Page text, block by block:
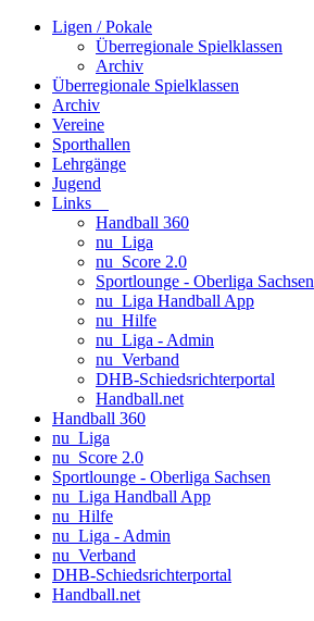
Ligen / Pokale
Überregionale Spielklassen
Archiv
Überregionale Spielklassen
Archiv
Vereine
Sporthallen
Lehrgänge
Jugend
Links
Handball 360
nu_Liga
nu_Score 2.0
Sportlounge - Oberliga Sachsen
nu_Liga Handball App
nu_Hilfe
nu_Liga - Admin
nu_Verband
DHB-Schiedsrichterportal
Handball.net
Handball 360
nu_Liga
nu_Score 2.0
Sportlounge - Oberliga Sachsen
nu_Liga Handball App
nu_Hilfe
nu_Liga - Admin
nu_Verband
DHB-Schiedsrichterportal
Handball.net